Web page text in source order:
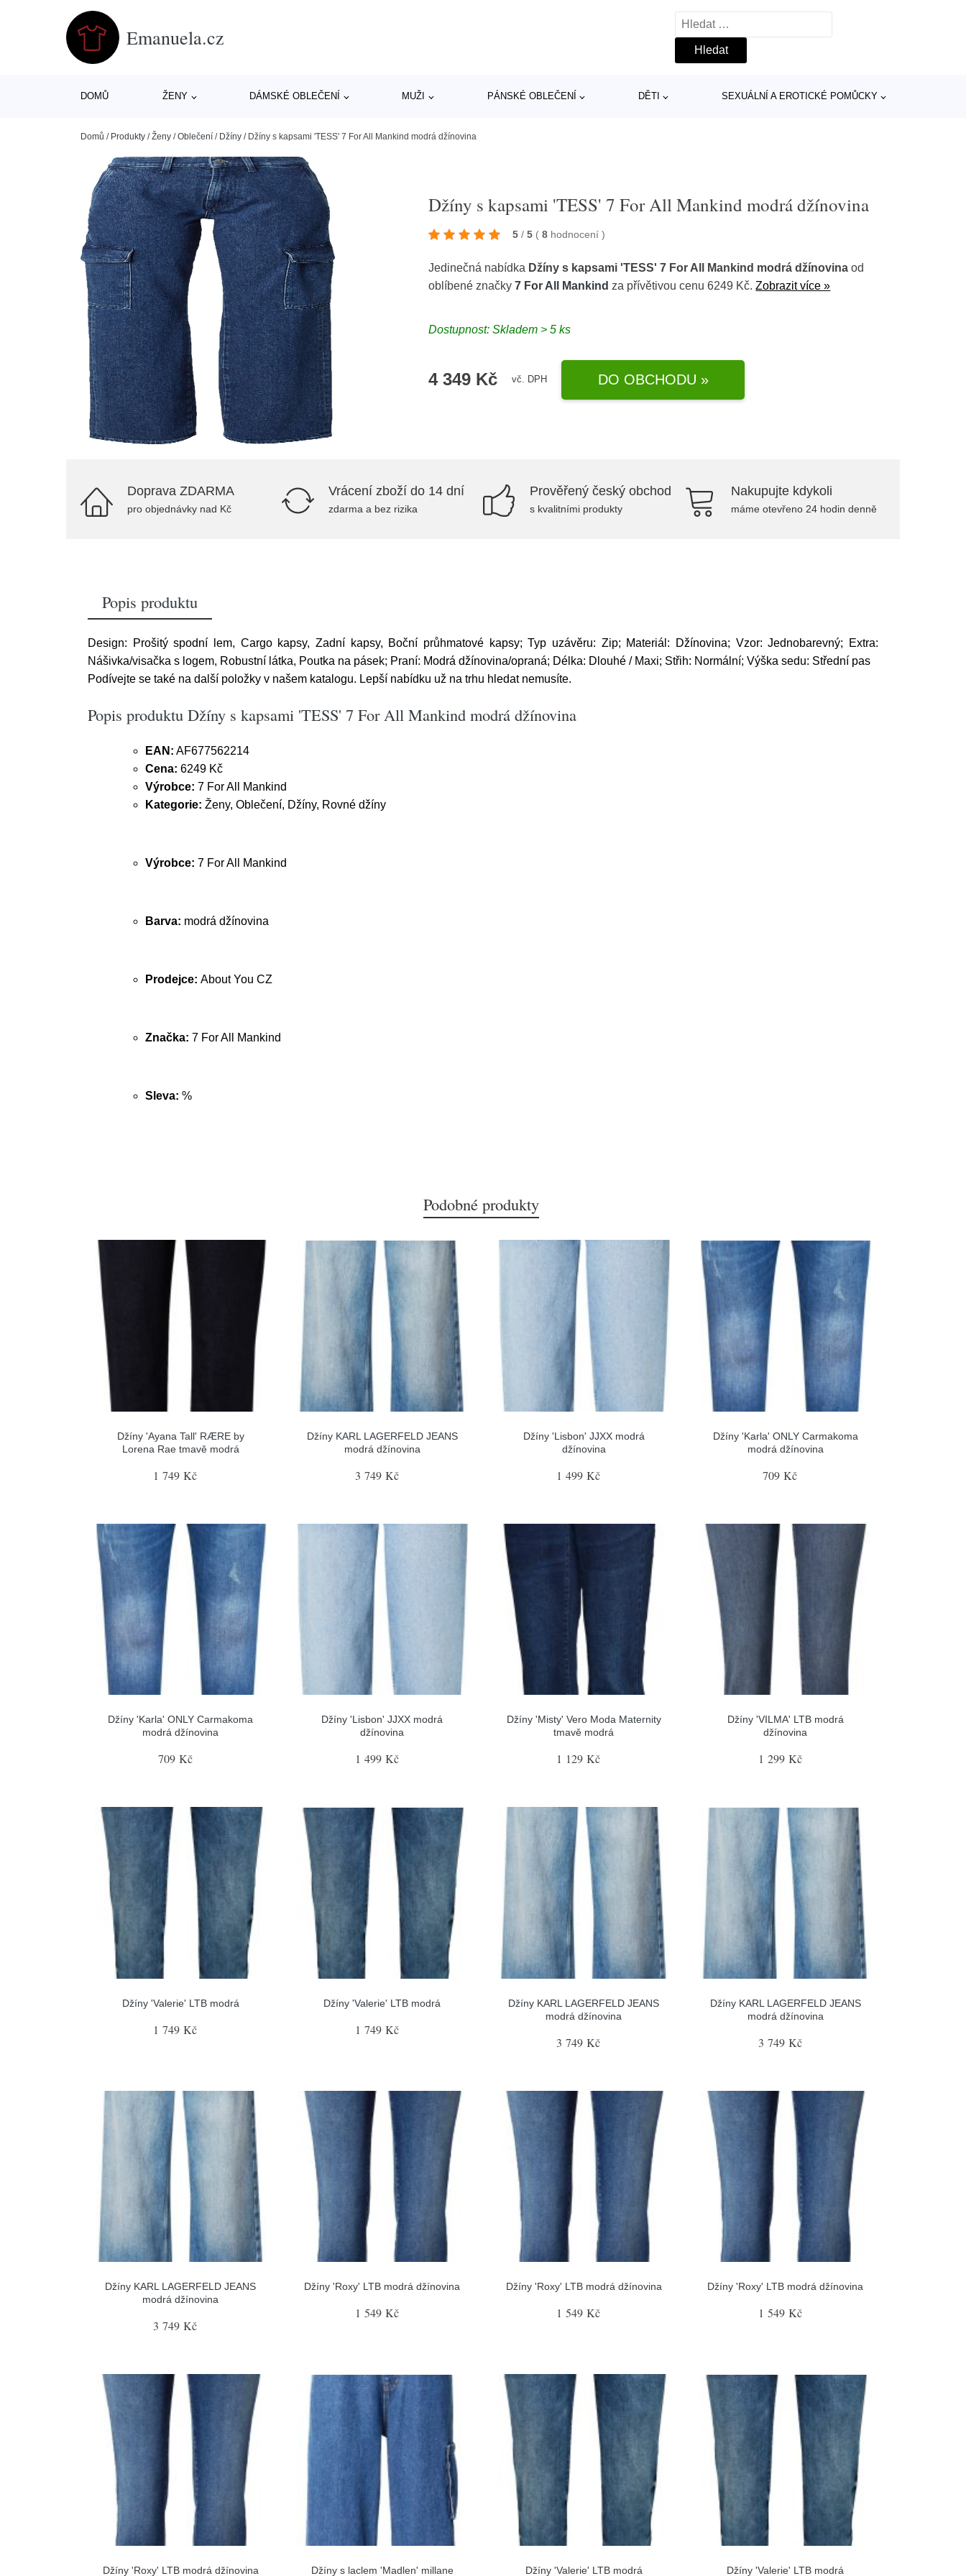
Emanuela.cz
Vyhledávání
DOMŮ ŽENY DÁMSKÉ OBLEČENÍ MUŽI PÁNSKÉ OBLEČENÍ DĚTI SEXUÁLNÍ A EROTICKÉ POMŮCKY
Domů / Produkty /Ženy /Oblečení / Džíny / Džíny s kapsami 'TESS' 7 For All Mankind modrá džínovina
Džíny s kapsami 'TESS' 7 For All Mankind modrá džínovina
5 / 5 ( 8 hodnocení)
Jedinečná nabídka Džíny s kapsami 'TESS' 7 For All Mankind modrá džínovina od
oblíbené značky7 For All Mankind za přívětivou cenu 6249 Kč.Zobrazit více »
Dostupnost: Skladem > 5 ks
4 349 Kč vč. DPH DO OBCHODU »
Doprava ZDARMA
pro objednávky nad Kč
Vrácení zboží do 14 dní
zdarma a bez rizika
Prověřený český obchod
s kvalitními produkty
Nakupujte kdykoli
máme otevřeno 24 hodin denně
Popis produktu
Design: Prošitý spodní lem, Cargo kapsy, Zadní kapsy, Boční průhmatové kapsy; Typ uzávěru: Zip; Materiál: Džínovina; Vzor: Jednobarevný; Extra:
Nášivka/visačka s logem, Robustní látka, Poutka na pásek; Praní: Modrá džínovina/opraná; Délka: Dlouhé / Maxi; Střih: Normální; Výška sedu: Střední pas
Podívejte se také na další položky v našem katalogu. Lepší nabídku už na trhu hledat nemusíte.
Popis produktu Džíny s kapsami 'TESS' 7 For All Mankind modrá džínovina
EAN: AF677562214
Cena: 6249 Kč
Výrobce: 7 For All Mankind
Kategorie: Ženy, Oblečení, Džíny, Rovné džíny
Výrobce: 7 For All Mankind
Barva: modrá džínovina
Prodejce: About You CZ
Značka: 7 For All Mankind
Sleva: %
Podobné produkty
Džíny 'Ayana Tall' RÆRE by
Lorena Rae tmavě modrá
1 749 Kč
Džíny KARL LAGERFELD JEANS
modrá džínovina
3 749 Kč
Džíny 'Lisbon' JJXX modrá
džínovina
1 499 Kč
Džíny 'Karla' ONLY Carmakoma
modrá džínovina
709 Kč
Džíny 'Karla' ONLY Carmakoma
modrá džínovina
709 Kč
Džíny 'Lisbon' JJXX modrá
džínovina
1 499 Kč
Džíny 'Misty' Vero Moda Maternity
tmavě modrá
1 129 Kč
Džíny 'VILMA' LTB modrá
džínovina
1 299 Kč
Džíny 'Valerie' LTB modrá
1 749 Kč
Džíny 'Valerie' LTB modrá
1 749 Kč
Džíny KARL LAGERFELD JEANS
modrá džínovina
3 749 Kč
Džíny KARL LAGERFELD JEANS
modrá džínovina
3 749 Kč
Džíny KARL LAGERFELD JEANS
modrá džínovina
3 749 Kč
Džíny 'Roxy' LTB modrá džínovina
1 549 Kč
Džíny 'Roxy' LTB modrá džínovina
1 549 Kč
Džíny 'Roxy' LTB modrá džínovina
1 549 Kč
Džíny 'Roxy' LTB modrá džínovina Džíny s laclem 'Madlen' millane Džíny 'Valerie' LTB modrá Džíny 'Valerie' LTB modrá